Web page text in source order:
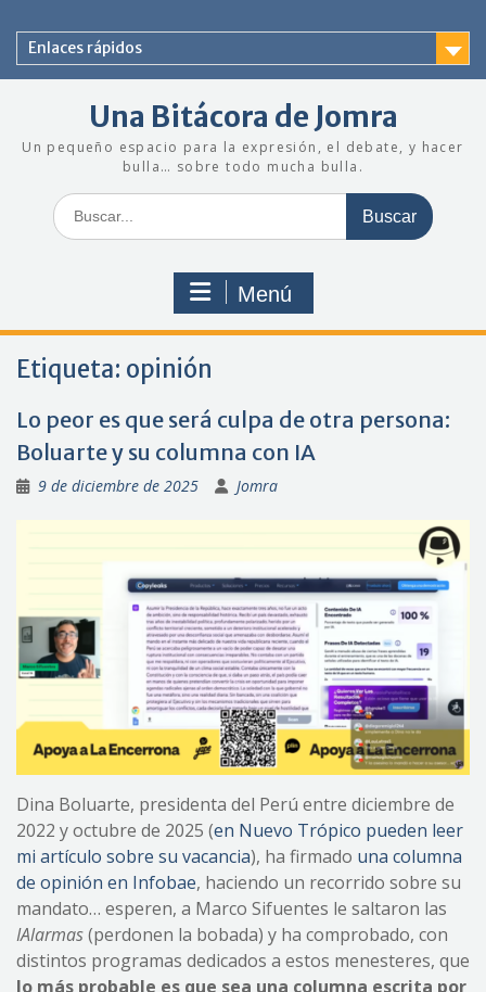
contenido
Enlaces rápidos
Una Bitácora de Jomra
Un pequeño espacio para la expresión, el debate, y hacer
bulla… sobre todo mucha bulla.
Buscar:
Menú
Etiqueta: opinión
Lo peor es que será culpa de otra persona:
Boluarte y su columna con IA
9 de diciembre de 2025 Jomra
Dina Boluarte, presidenta del Perú entre diciembre de
2022 y octubre de 2025 (en Nuevo Trópico pueden leer
mi artículo sobre su vacancia), ha firmado una columna
de opinión en Infobae, haciendo un recorrido sobre su
mandato… esperen, a Marco Sifuentes le saltaron las
IAlarmas(perdonen la bobada) y ha comprobado, con
distintos programas dedicados a estos menesteres, que
lo más probable es que sea una columna escrita por